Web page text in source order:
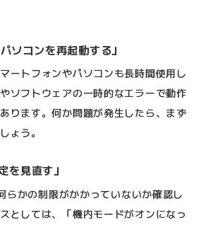
ソコンを再起動する」
ートフォンやパソコンも長時間使用し
ソフトウェアの一時的なエラーで動作
ります。何か問題が発生したら、まず
ょう。
見直す」
かの制限がかかっていないか確認し
としては、「機内モードがオンになっ